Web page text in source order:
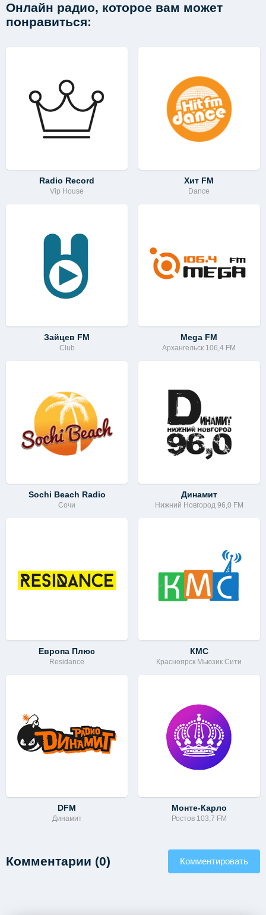
Онлайн радио, которое вам может
понравиться:
Radio Record
Vip House
Хит FM
Dance
Зайцев FM
Club
Mega FM
Архангельск 106,4 FM
Sochi Beach Radio
Сочи
Динамит
Нижний Новгород 96,0 FM
Европа Плюс
Residance
КМС
Красноярск Мьюзик Сити
DFM
Динамит
Монте-Карло
Ростов 103,7 FM
Комментарии (0) Комментировать